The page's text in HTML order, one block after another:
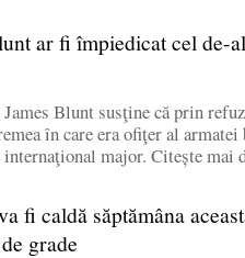
ar fi împiedicat cel de-
Blunt susţine că prin
în care era ofiţer al
major. Citește mai
fi caldă săptămâna
grade